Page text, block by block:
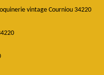
vintage Courniou 34220